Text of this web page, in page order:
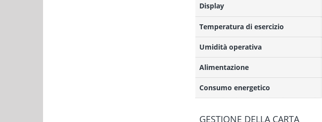
Display
Temperatura di esercizio
Umidità operativa
Alimentazione
Consumo energetico
GESTIONE DELLA CARTA